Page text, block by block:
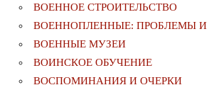
ВОЕННОЕ СТРОИТЕЛЬСТВО
ВОЕННОПЛЕННЫЕ: ПРОБЛЕМЫ
ВОЕННЫЕ МУЗЕИ
ВОИНСКОЕ ОБУЧЕНИЕ
ВОСПОМИНАНИЯ И ОЧЕРКИ